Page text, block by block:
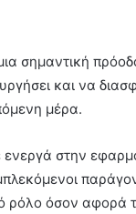
σημαντική
και να
μέρα.
στην
ρόλο όσον αφορά